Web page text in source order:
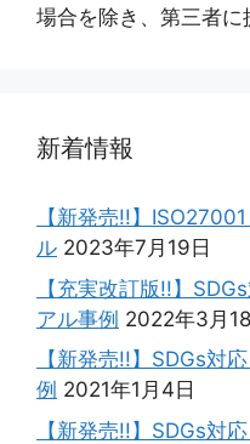
場合を除き、第三者に
新着情報
【新発売!!】
ル 2023年7月19日
【充実改訂版!!】
アル事例 2022年3月
【新発売!!】SDGs対
例 2021年1月4日
【新発売!!】SDGs対